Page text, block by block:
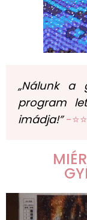
„Nálunk a
program
imádja!” -